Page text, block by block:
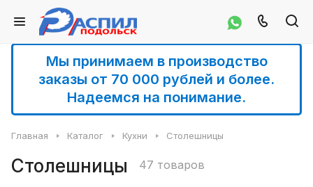
Мы принимаем в производство
заказы от 70 000 рублей и более.
Надеемся на понимание.
Главная Каталог Кухни Столешницы
Столешницы 47 товаров